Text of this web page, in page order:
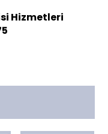
Hizmetleri